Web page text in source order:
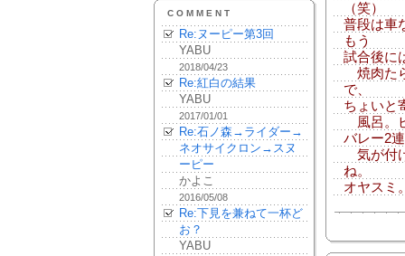
COMMENT
Re:ヌーピー第3回
YABU
2018/04/23
Re:紅白の結果
YABU
2017/01/01
Re:石ノ森→ライダー→
ネオサイクロン→スヌ
ーピー
かよこ
2016/05/08
Re:下見を兼ねて一杯ど
お？
YABU
（笑）
普段は車
もう
試合後に
焼肉た
で、
ちょいと
風呂。
バレー2
気が付
ね。
オヤスミ